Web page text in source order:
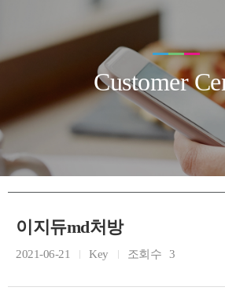
Customer
이지듀md처방
2021-06-21 Key 조회수 3